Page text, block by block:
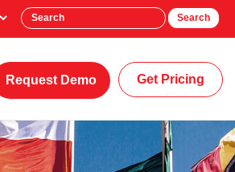
Search
Request Demo Get Pricing